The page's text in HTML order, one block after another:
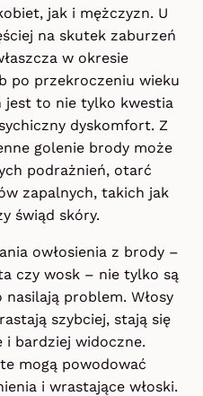
jak i mężczyzn. U
na skutek zaburzeń
w okresie
po przekroczeniu wieku
jest to nie tylko kwestia
dyskomfort. Z
golenie brody może
podrażnień, otarć
zapalnych, takich jak
świąd skóry.
owłosienia z brody –
czy wosk – nie tylko są
problem. Włosy
szybciej, stają się
i bardziej widoczne.
mogą powodować
i wrastające włoski.